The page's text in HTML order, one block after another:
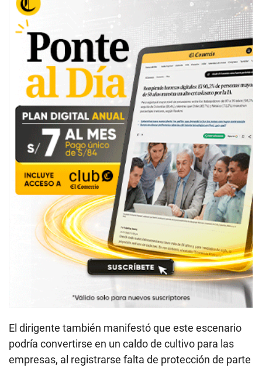
El dirigente también manifestó que este escenario
podría convertirse en un caldo de cultivo para las
empresas, al registrarse falta de protección de parte